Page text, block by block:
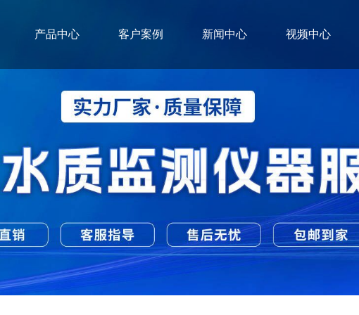
产品中心 客户案例 新闻中心 视频中心